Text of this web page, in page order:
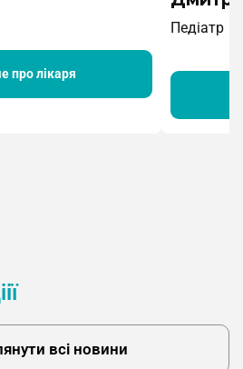
про лікаря
Педіатр
всі новини